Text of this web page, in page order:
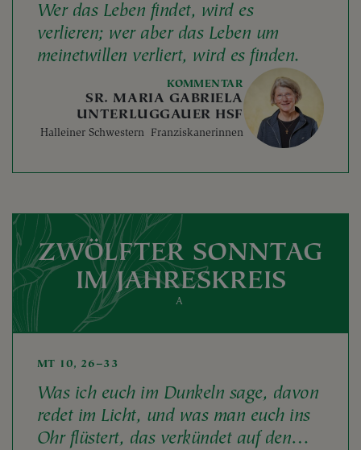
Wer das Leben findet, wird es
verlieren; wer aber das Leben um
meinetwillen verliert, wird es finden.
KOMMENTAR
SR. MARIA GABRIELA
UNTERLUGGAUER HSF
Halleiner Schwestern Franziskanerinnen
ZWÖLFTER SONNTAG
IM JAHRESKREIS
A
MT 10, 26–33
Was ich euch im Dunkeln sage, davon
redet im Licht, und was man euch ins
Ohr flüstert, das verkündet auf den